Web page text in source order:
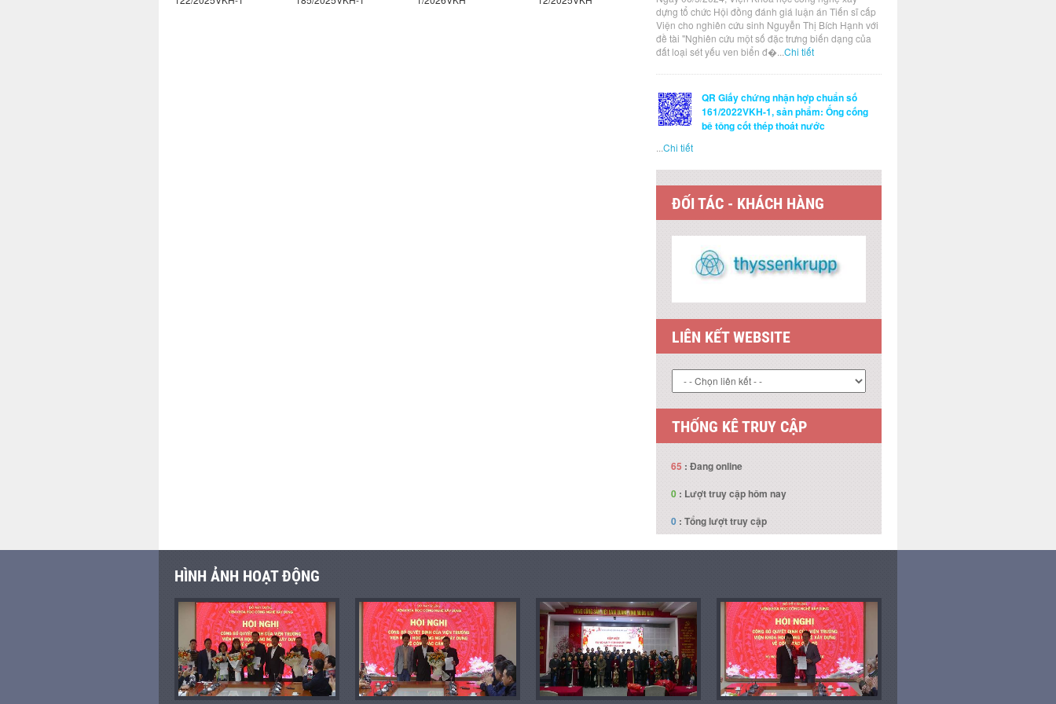
dựng tổ chức Hội đồng đánh giá luận án Tiến sĩ cấp
Viện cho nghiên cứu sinh Nguyễn Thị Bích Hạnh với
đề tài "Nghiên cứu một số đặc trưng biến dạng của
đất loại sét yếu ven biển đ�...Chi tiết
QR Giấy chứng nhận hợp chuẩn số
161/2022VKH-1, sản phẩm: Ống cống
bê tông cốt thép thoát nước
...Chi tiết
ĐỐI TÁC - KHÁCH HÀNG
LIÊN KẾT WEBSITE
THỐNG KÊ TRUY CẬP
65 : Đang online
0 : Lượt truy cập hôm nay
0 : Tổng lượt truy cập
HÌNH ẢNH HOẠT ĐỘNG